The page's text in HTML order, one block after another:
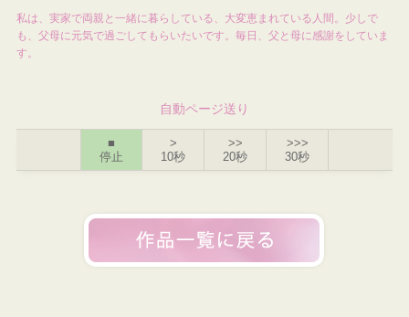
私は、実家で両親と一緒に暮らしている、大変恵まれている人間。少しで
も、父母に元気で過ごしてもらいたいです。毎日、父と母に感謝をしていま
す。
自動ページ送り
■
停止
>
10秒
>>
20秒
>>>
30秒